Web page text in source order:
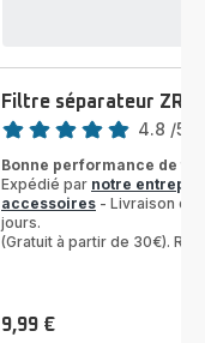
Filtre séparateur
Note
4.8 /5
Bonne performance de
Expédié par notre entrepôt
accessoires - Livraison de
jours.
(Gratuit à partir de 30€).
Prix
9,99 €